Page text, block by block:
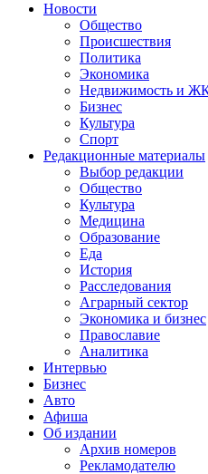
Новости
Общество
Происшествия
Политика
Экономика
Недвижимость и
Бизнес
Культура
Спорт
Редакционные материалы
Выбор редакции
Общество
Культура
Медицина
Образование
Еда
История
Расследования
Аграрный сектор
Экономика и бизнес
Православие
Аналитика
Интервью
Бизнес
Авто
Афиша
Об издании
Архив номеров
Рекламодателю